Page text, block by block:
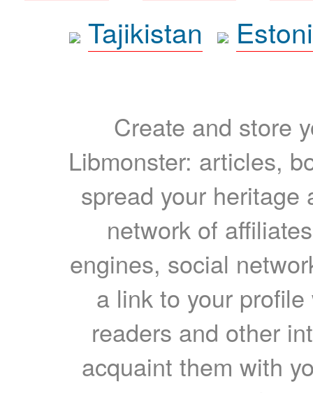
Tajikistan
Create and store
Libmonster: articles,
spread your heritage
network of
engines, social
a link to your
readers and other
acquaint them with